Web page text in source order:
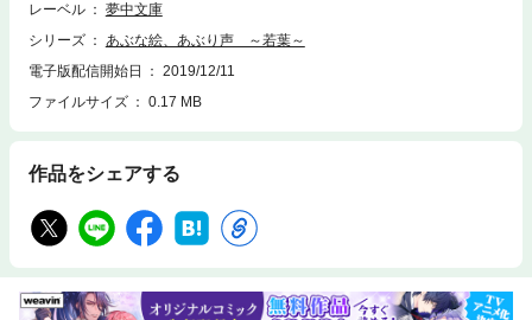
レーベル
夢中文庫
シリーズ
あぶな絵、あぶり声 ～若葉～
電子版配信開始日
2019/12/11
ファイルサイズ
0.17 MB
作品をシェアする